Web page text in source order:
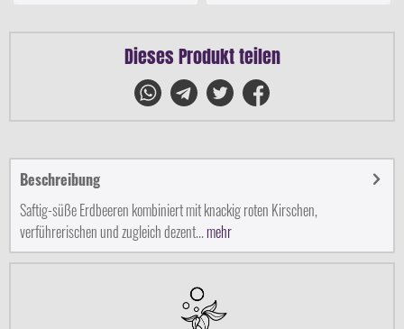
Dieses Produkt teilen
Beschreibung
Saftig-süße Erdbeeren kombiniert mit knackig roten Kirschen,
verführerischen und zugleich dezent...mehr